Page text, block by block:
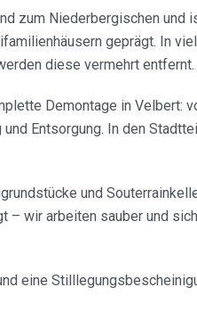
zum Niederbergischen und
geprägt. In
diese vermehrt entfernt.
Demontage in Velbert:
Entsorgung. In den
und
– wir arbeiten sauber und
eine